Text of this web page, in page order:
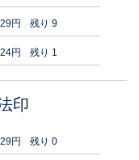
29円 残り 9
24円 残り 1
印
29円 残り 0